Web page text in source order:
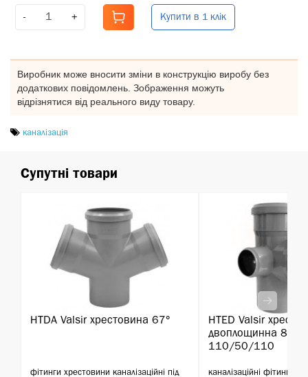
- + Купити в 1 клік
Виробник може вносити зміни в конструкцію виробу без
додаткових повідомлень. Зображення можуть
відрізнятися від реального виду товару.
каналізація
Супутні товари
HTDA Valsir хрестовина 67°
фітинги хрестовини каналізаційні під
HTED Valsir
двоплощинна 87°
110/50/110
каналізаційні фітинги